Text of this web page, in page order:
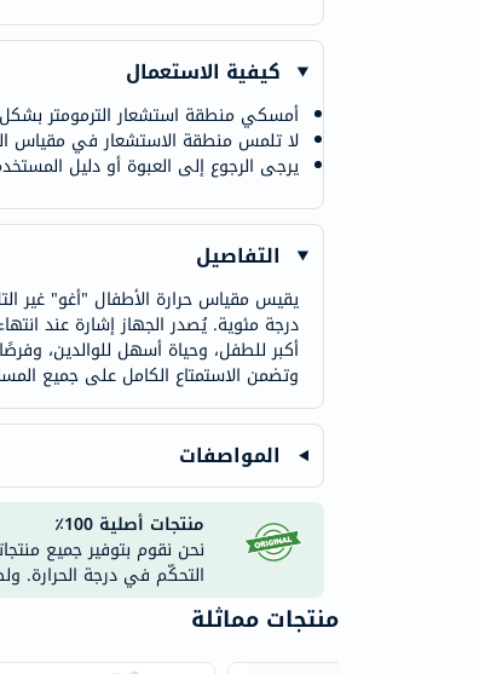
كيفية الاستعمال
أمسكي منطقة استشعار الترمومتر بشكل
لا تلمس منطقة الاستشعار في مقياس
يرجى الرجوع إلى العبوة أو دليل
التفاصيل
درجة مئوية. يُصدر الجهاز إشارة عند
أكبر للطفل، وحياة أسهل للوالدين،
وتضمن الاستمتاع الكامل على جميع
المواصفات
منتجات أصلية 100٪
نحن نقوم بتوفير جميع
التحكّم في درجة الحرارة.
منتجات مماثلة